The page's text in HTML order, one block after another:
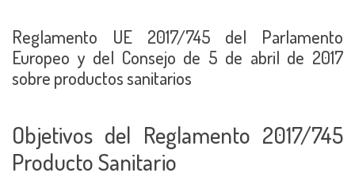
Reglamento UE 2017/745 del Parlamento
Europeo y del Consejo de 5 de abril de 2017
sobre productos sanitarios
Objetivos del Reglamento 2017/745
Producto Sanitario